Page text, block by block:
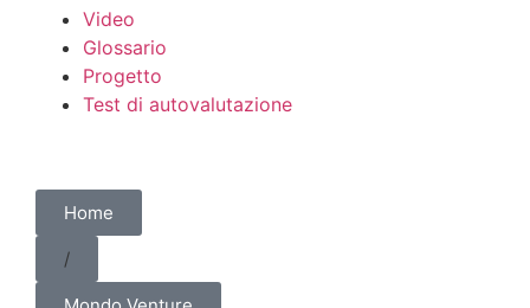
Video
Glossario
Progetto
Test di autovalutazione
Home
/